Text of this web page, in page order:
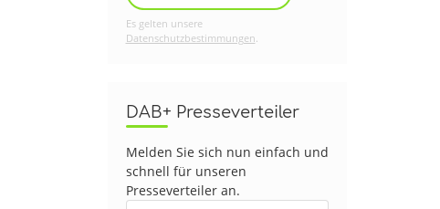
Es gelten unsere
Datenschutzbestimmungen
DAB+ Presseverteiler
Melden Sie sich nun einfach und
schnell für unseren
Presseverteiler an.